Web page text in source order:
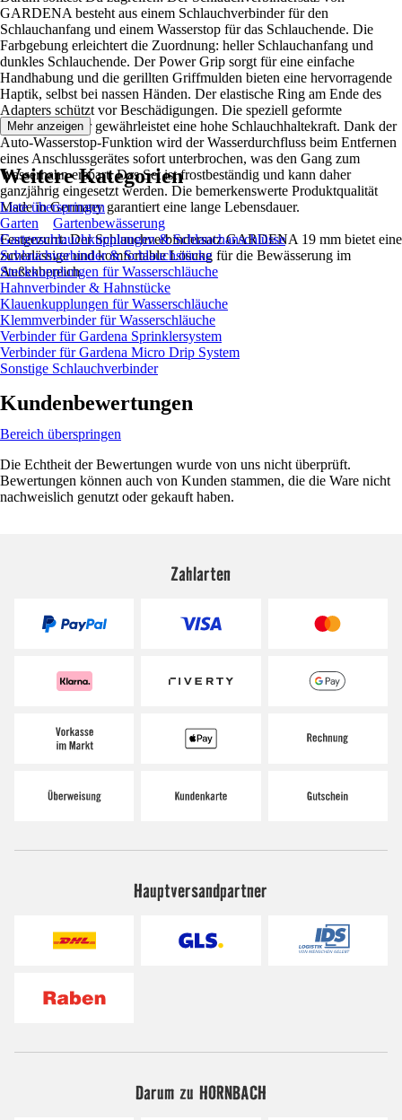
GARDENA besteht aus einem Schlauchverbinder für den
Schlauchanfang und einem Wasserstop für das Schlauchende. Die
Farbgebung erleichtert die Zuordnung: heller Schlauchanfang und
dunkles Schlauchende. Der Power Grip sorgt für eine einfache
Handhabung und die gerillten Griffmulden bieten eine hervorragende
Haptik, selbst bei nassen Händen. Der elastische Ring am Ende des
Adapters schützt vor Beschädigungen. Die speziell geformte
Überwurfmutter gewährleistet eine hohe Schlauchhaltekraft. Dank der
Auto-Wasserstop-Funktion wird der Wasserdurchfluss beim Entfernen
eines Anschlussgerätes sofort unterbrochen, was den Gang zum
Wasserhahn erspart. Das Set ist frostbeständig und kann daher
ganzjährig eingesetzt werden. Die bemerkenswerte Produktqualität
Made in Germany garantiert eine lange Lebensdauer.
Festgezurrt: Der Schlauchverbindersatz GARDENA 19 mm bietet eine
zuverlässige und komfortable Lösung für die Bewässerung im
Außenbereich.
Mehr anzeigen
Weitere Kategorien
Liste überspringen
Garten
Gartenbewässerung
Gartenschlauchkupplungen & Schlauchanschlüsse
Schlauchverbinder & Schlauchstücke
Steckkupplungen für Wasserschläuche
Hahnverbinder & Hahnstücke
Klauenkupplungen für Wasserschläuche
Klemmverbinder für Wasserschläuche
Verbinder für Gardena Sprinklersystem
Verbinder für Gardena Micro Drip System
Sonstige Schlauchverbinder
Kundenbewertungen
Bereich überspringen
Die Echtheit der Bewertungen wurde von uns nicht überprüft.
Bewertungen können auch von Kunden stammen, die die Ware nicht
nachweislich genutzt oder gekauft haben.
Zahlarten
Hauptversandpartner
Darum zu HORNBACH